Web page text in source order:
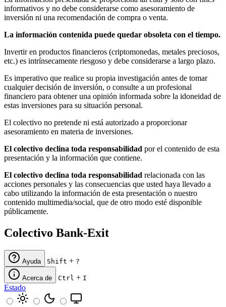
informativos y no debe considerarse como asesoramiento de
inversión ni una recomendación de compra o venta.
La información contenida puede quedar obsoleta con el tiempo.
Invertir en productos financieros (criptomonedas, metales preciosos,
etc.) es intrínsecamente riesgoso y debe considerarse a largo plazo.
Es imperativo que realice su propia investigación antes de tomar
cualquier decisión de inversión, o consulte a un profesional
financiero para obtener una opinión informada sobre la idoneidad de
estas inversiones para su situación personal.
El colectivo no pretende ni está autorizado a proporcionar
asesoramiento en materia de inversiones.
El colectivo declina toda responsabilidad por el contenido de esta
presentación y la información que contiene.
El colectivo declina toda responsabilidad relacionada con las
acciones personales y las consecuencias que usted haya llevado a
cabo utilizando la información de esta presentación o nuestro
contenido multimedia/social, que de otro modo esté disponible
públicamente.
Colectivo Bank-Exit
Ayuda Shift + ?
Acerca de Ctrl + I
Estado